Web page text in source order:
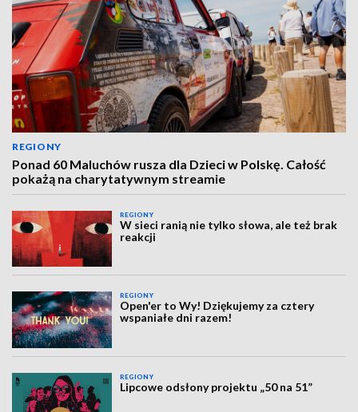
REGIONY
Ponad 60 Maluchów rusza dla Dzieci w Polskę. Całość
pokażą na charytatywnym streamie
REGIONY
W sieci ranią nie tylko słowa, ale też brak
reakcji
REGIONY
Open'er to Wy! Dziękujemy za cztery
wspaniałe dni razem!
REGIONY
Lipcowe odsłony projektu „50 na 51”